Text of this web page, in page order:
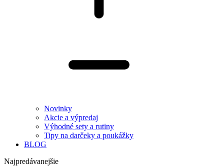
Novinky
Akcie a výpredaj
Výhodné sety a rutiny
Tipy na darčeky a poukážky
BLOG
Najpredávanejšie